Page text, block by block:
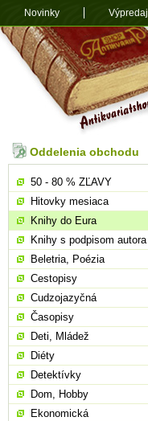
Oddelenia obchodu
50 - 80 % ZĽAVY
Hitovky mesiaca
Knihy do Eura
Knihy s podpisom autora
Beletria, Poézia
Cestopisy
Cudzojazyčná
Časopisy
Deti, Mládež
Diéty
Detektívky
Dom, Hobby
Ekonomická
Novinky Výpredaj